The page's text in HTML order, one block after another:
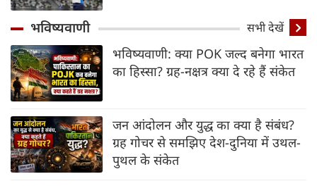
भविष्यवाणी सभी देखें
भविष्यवाणी: क्या POK जल्द बनेगा भारत
का हिस्सा? ग्रह-नक्षत्र क्या दे रहे हैं संकेत
जन आंदोलन और युद्ध का क्या है संबंध?
ग्रह गोचर से समझिए देश-दुनिया में उथल-
पुथल के संकेत